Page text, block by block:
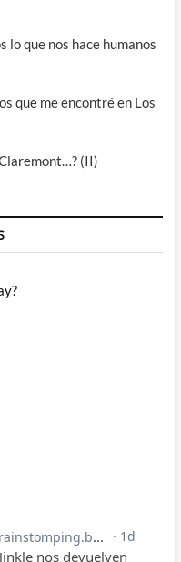
lo que nos hace humanos
que me encontré en Los
(II)